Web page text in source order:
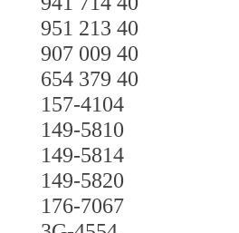
951 213 40
907 009 40
654 379 40
157-4104
149-5810
149-5814
149-5820
176-7067